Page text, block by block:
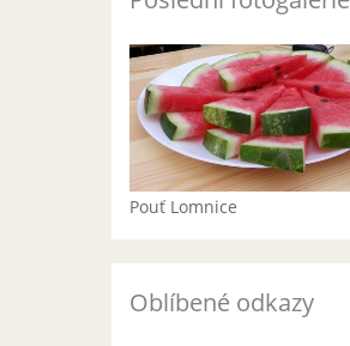
Pouť Lomnice
Oblíbené odkazy